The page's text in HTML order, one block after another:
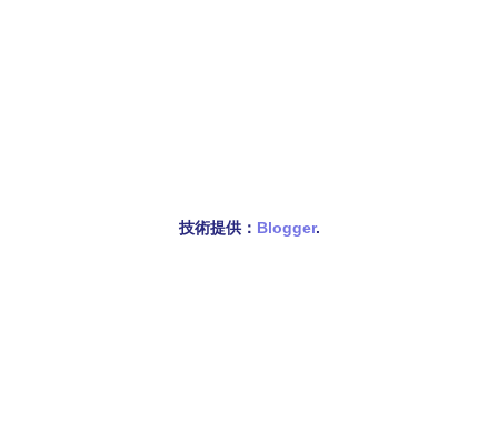
技術提供： Blogger.